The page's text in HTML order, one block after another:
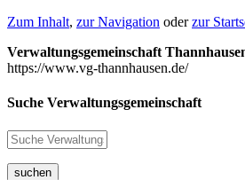
Zum Inhalt, zur Navigation oderzur
Verwaltungsgemeinschaft
https://www.vg-thannhausen.de/
Suche Verwaltungsgemeinschaft
suchen